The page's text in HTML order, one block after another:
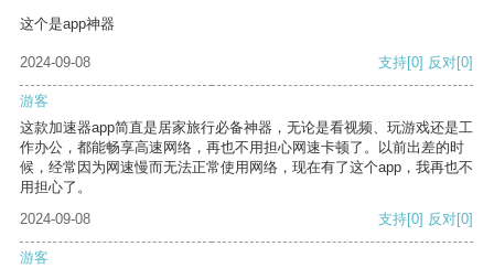
这个是app神器
2024-09-08 支持[0] 反对[0]
游客
这款加速器app简直是居家旅行必备神器，无论是看视频、玩游戏还是工
作办公，都能畅享高速网络，再也不用担心网速卡顿了。以前出差的时
候，经常因为网速慢而无法正常使用网络，现在有了这个app，我再也不
用担心了。
2024-09-08
支持[0] 反对[0]
游客